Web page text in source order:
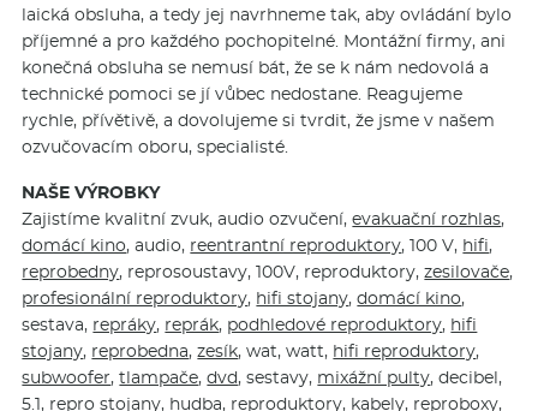
laická obsluha, a tedy jej navrhneme tak, aby ovládání bylo
příjemné a pro každého pochopitelné. Montážní firmy, ani
konečná obsluha se nemusí bát, že se k nám nedovolá a
technické pomoci se jí vůbec nedostane. Reagujeme
rychle, přívětivě, a dovolujeme si tvrdit, že jsme v našem
ozvučovacím oboru, specialisté.
NAŠE VÝROBKY
Zajistíme kvalitní zvuk, audio ozvučení,evakuační rozhlas,
domácí kino, audio, reentrantní reproduktory, 100 V, hifi,
reprobedny, reprosoustavy, 100V, reproduktory,zesilovače,
profesionální reproduktory, hifi stojany,domácí kino,
sestava, repráky, reprák, podhledové reproduktory, hifi
stojany, reprobedna,zesík, wat, watt, hifi reproduktory,
subwoofer,tlampače,dvd, sestavy, mixážní pulty, decibel,
5.1, repro stojany, hudba, reproduktory, kabely, reproboxy,